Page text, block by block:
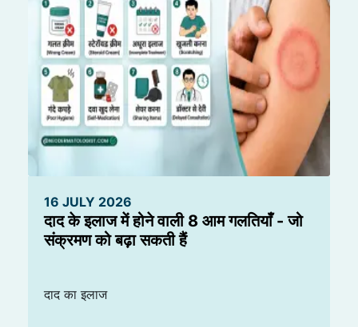
16 JULY 2026
दाद के इलाज में होने वाली 8 आम गलतियाँ - जो
संक्रमण को बढ़ा सकती हैं
दाद का इलाज